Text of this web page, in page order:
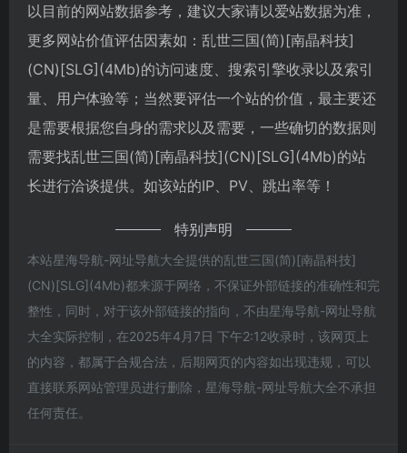
以目前的网站数据参考，建议大家请以爱站数据为准，
更多网站价值评估因素如：乱世三国(简)[南晶科技]
(CN)[SLG](4Mb)的访问速度、搜索引擎收录以及索引
量、用户体验等；当然要评估一个站的价值，最主要还
是需要根据您自身的需求以及需要，一些确切的数据则
需要找乱世三国(简)[南晶科技](CN)[SLG](4Mb)的站
长进行洽谈提供。如该站的IP、PV、跳出率等！
特别声明
本站星海导航-网址导航大全提供的乱世三国(简)[南晶科技]
(CN)[SLG](4Mb)都来源于网络，不保证外部链接的准确性和完
整性，同时，对于该外部链接的指向，不由星海导航-网址导航
大全实际控制，在2025年4月7日 下午2:12收录时，该网页上
的内容，都属于合规合法，后期网页的内容如出现违规，可以
直接联系网站管理员进行删除，星海导航-网址导航大全不承担
任何责任。